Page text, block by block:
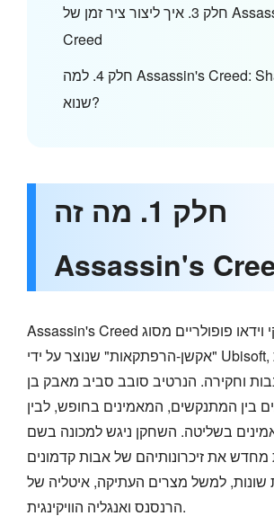
חלק 3. איך ליצור ציר זמן של Assassin's
Creed
חלק 4. למה Assassin's Creed: Shadows
שנוא?
חלק 1. מה זה
Assassin's
Assassin's Creed הוא זיכיון משחקי וידאו פופולריים מסוג
"אקשן-הרפתקאות" שנוצר על ידי Ubisoft, הכולל סיפורת
וחקירה. הנרטיב סובב סביב מאבק בן
בין המתנקשים, המאמינים בחופש, לבין
בשליטה. השחקן ניגש למכונה בשם
מחדש את זיכרונותיהם של אבות קדמונים
שונות, למשל מצרים העתיקה, איטליה של
הרנסנס ואנגליה הוויקינגית.